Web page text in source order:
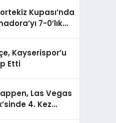
Kupası’nda
7-0’lık
Kayserispor’u
Etti
Las Vegas
4. Kez